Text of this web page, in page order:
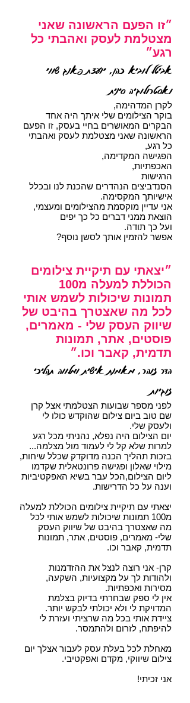
״זו הפעם הראשונה שאני
מצטלמת לעסק ואהבתי כל
רגע״
אביטל לוביא כהן, יועצת פאנג שווי
ואסטרולוגיה סינית
לקרן המדהימה,
בוקר הצילומים שלי איתך היה אחד
הבקרים המאושרים בחיי בעסק, זו הפעם
הראשונה שאני מצטלמת לעסק ואהבתי
כל רגע,
הפגישה המקדימה,
האכפתיות,
הרגישות
הסנדביצים הנהדרים שהכנת לנו ובכלל
אישיותך המקסימה.
אני עדיין מוקסמת מהצילומים ומעצמי,
הוצאת ממני דברים כל כך יפים
ועל כך תודה.
אפשר להזמין אותך לסשן נוסף?
״יצאתי עם תיקיית צילומים
הכוללת למעלה מ100
תמונות שיכולות לשמש אותי
לכל מה שאצטרך בהיבט של
שיווק העסק שלי - מאמרים,
פוסטים, אתר, תמונות
תדמית, קאבר וכו.״
הדר זוהר, מאמנת אישית ומלווה תהליכי
זוגיות
לפני מספר שבועות הצטלמתי אצל קרן
שם טוב ביום צילום שהוקדש כולו לי
ולעסק שלי.
יום הצילום היה נפלא, נהניתי מכל רגע
למרות שלא קל לי לעמוד מול מצלמה...
בזכות תהליך הכנה מדוקדק שכלל שיחות,
מילוי שאלון ופגישה פרונטאלית שקדמו
ליום הצילום,הכל עבר בשיא האפקטיביות
וענה על כל הדרישות.
יצאתי עם תיקיית צילומים הכוללת למעלה
מ100 תמונות שיכולות לשמש אותי לכל
מה שאצטרך בהיבט של שיווק העסק
שלי- מאמרים, פוסטים, אתר, תמונות
תדמית, קאבר וכו.
קרן- אני רוצה לנצל את ההזדמנות
ולהודות לך על מקצועיות, השקעה,
מסירות ואכפתיות.
אין לי ספק שבחרתי בדיוק בצלמת
המדויקת לי ולא יכולתי לבקש יותר.
ציידת אותי בכל מה שרציתי ועזרת לי
להיפתח, לזרום ולהתמסר.
מאחלת לכל בעלת עסק לעבור אצלך יום
צילום שיווקי, מקדם ואפקטיבי.
אני זכיתי!